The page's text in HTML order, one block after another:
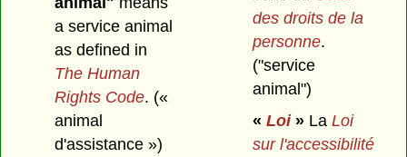
a service animal
as defined in
The Human
Rights Code. («
animal
d'assistance »)
des droits de la
personne.
("service
animal")
« Loi»La Loi
sur l'accessibilité